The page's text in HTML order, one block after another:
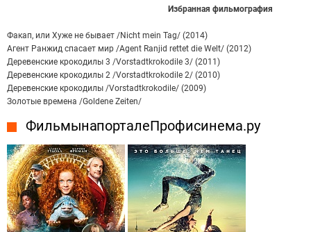
Избранная фильмография
Факап, или Хуже не бывает /Nicht mein Tag/ (2014)
Агент Ранжид спасает мир /Agent Ranjid rettet die Welt/ (2012)
Деревенские крокодилы 3 /Vorstadtkrokodile 3/ (2011)
Деревенские крокодилы 2 /Vorstadtkrokodile 2/ (2010)
Деревенские крокодилы /Vorstadtkrokodile/ (2009)
Золотые времена /Goldene Zeiten/
Фильмы на портале Профисинема.ру